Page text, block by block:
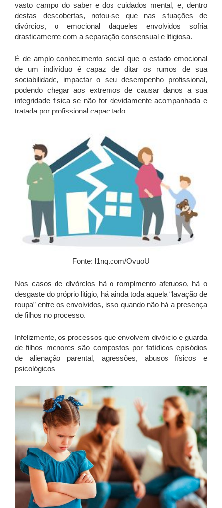
vasto campo do saber e dos cuidados mental, e, dentro
destas descobertas, notou-se que nas situações de
divórcios, o emocional daqueles envolvidos sofria
drasticamente com a separação consensual e litigiosa.
É de amplo conhecimento social que o estado emocional
de um indivíduo é capaz de ditar os rumos de sua
sociabilidade, impactar o seu desempenho profissional,
podendo chegar aos extremos de causar danos a sua
integridade física se não for devidamente acompanhada e
tratada por profissional capacitado.
Fonte: l1nq.com/OvuoU
Nos casos de divórcios há o rompimento afetuoso, há o
desgaste do próprio litigio, há ainda toda aquela “lavação de
roupa” entre os envolvidos, isso quando não há a presença
de filhos no processo.
Infelizmente, os processos que envolvem divórcio e guarda
de filhos menores são compostos por fatídicos episódios
de alienação parental, agressões, abusos físicos e
psicológicos.